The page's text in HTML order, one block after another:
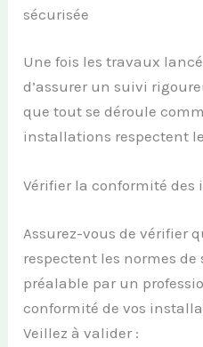
sécurisée
Une fois les travaux
d’assurer un suivi
que tout se déroule
installations respectent
Vérifier la conformité
Assurez-vous de vérifier
respectent les normes
préalable par un
conformité de vos
Veillez à valider :